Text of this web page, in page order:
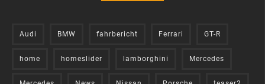
Audi BMW fahrbericht Ferrari GT-R
home homeslider lamborghini Mercedes